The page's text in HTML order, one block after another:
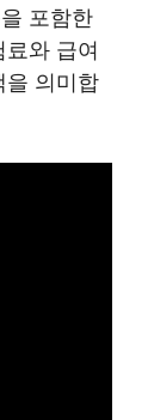
포함한
와 급여
을 의미합